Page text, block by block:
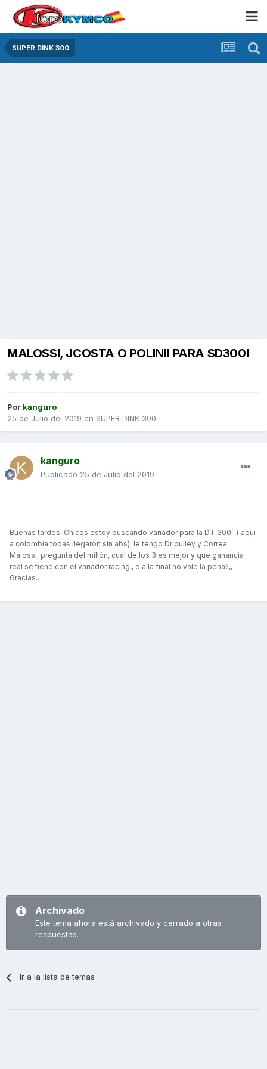
SUPER DINK 300
MALOSSI, JCOSTA O POLINII PARA SD300I
Por kanguro
25 de Julio del 2019 en SUPER DINK 300
kanguro
Publicado 25 de Julio del 2019
Buenas tardes, Chicos estoy buscando variador para la DT 300í. ( aqui
a colombia todas llegaron sin abs). le tengo Dr pulley y Correa
Malossi, pregunta del millón, cual de los 3 es mejor y que ganancia
real se tiene con el variador racing,, o a la final no vale la pena?,,
Gracias..
Archivado
Este tema ahora está archivado y cerrado a otras
respuestas.
Ir a la lista de temas